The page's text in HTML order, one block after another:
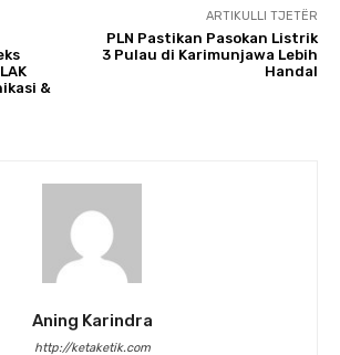
&
ARTIKULLI TJETËR
PLN Pastikan Pasokan Listrik
3 Pulau di Karimunjawa Lebih
Handal
Aning Karindra
http://ketaketik.com